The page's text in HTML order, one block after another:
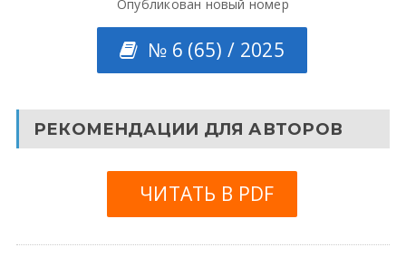
Опубликован новый номер
№ 6 (65) / 2025
РЕКОМЕНДАЦИИ ДЛЯ АВТОРОВ
ЧИТАТЬ В PDF